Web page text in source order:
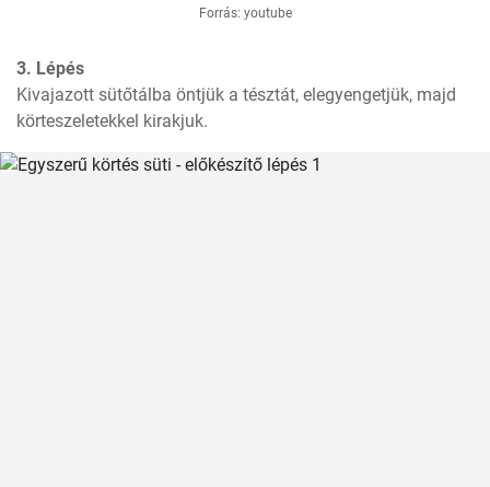
Forrás: youtube
3. Lépés
Kivajazott sütőtálba öntjük a tésztát, elegyengetjük, majd
körteszeletekkel kirakjuk.